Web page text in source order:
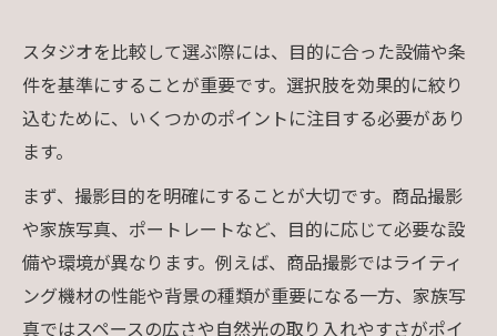
スタジオを比較して選ぶ際には、目的に合った設備や条
件を基準にすることが重要です。選択肢を効果的に絞り
込むために、いくつかのポイントに注目する必要があり
ます。
まず、撮影目的を明確にすることが大切です。商品撮影
や家族写真、ポートレートなど、目的に応じて必要な設
備や環境が異なります。例えば、商品撮影ではライティ
ング機材の性能や背景の種類が重要になる一方、家族写
真ではスペースの広さや自然光の取り入れやすさがポイ